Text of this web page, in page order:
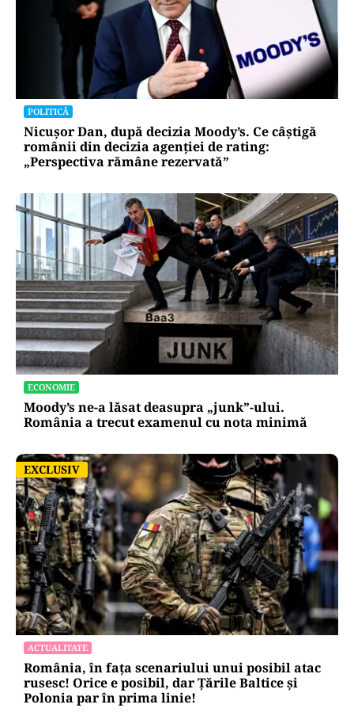
POLITICĂ
Nicușor Dan, după decizia Moody’s. Ce câștigă
românii din decizia agenției de rating:
„Perspectiva rămâne rezervată”
ECONOMIE
Moody’s ne-a lăsat deasupra „junk”-ului.
România a trecut examenul cu nota minimă
EXCLUSIV
EXCLUSIV
ACTUALITATE
România, în fața scenariului unui posibil atac
rusesc! Orice e posibil, dar Țările Baltice și
Polonia par în prima linie!